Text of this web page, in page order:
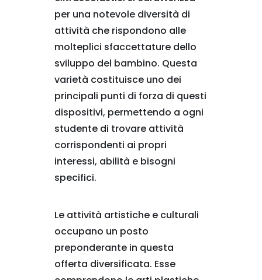
per una notevole diversità di
attività che rispondono alle
molteplici sfaccettature dello
sviluppo del bambino. Questa
varietà costituisce uno dei
principali punti di forza di questi
dispositivi, permettendo a ogni
studente di trovare attività
corrispondenti ai propri
interessi, abilità e bisogni
specifici.
Le attività artistiche e culturali
occupano un posto
preponderante in questa
offerta diversificata. Esse